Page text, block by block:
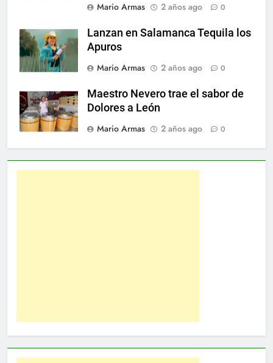
Mario Armas
2 años ago 0
Lanzan en Salamanca Tequila los
Apuros
Mario Armas
2 años ago 0
Maestro Nevero trae el sabor de
Dolores a León
Mario Armas
2 años ago 0